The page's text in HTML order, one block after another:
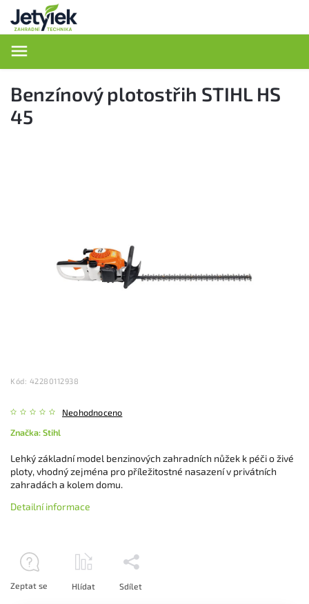
Benzínový plotostřih STIHL HS
45
Kód: 42280112938
Neohodnoceno
Značka:Stihl
Lehký základní model benzinových zahradních nůžek k péči o živé
ploty, vhodný zejména pro příležitostné nasazení v privátních
zahradách a kolem domu.
Detailní informace
Zeptat se Hlídat Sdílet